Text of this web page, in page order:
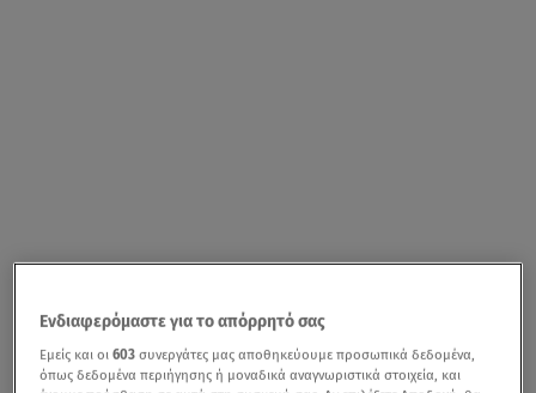
Ενδιαφερόμαστε για το απόρρητό σας
Εμείς και οι603 συνεργάτες μας αποθηκεύουμε προσωπικά δεδομένα,
όπως δεδομένα περιήγησης ή μοναδικά αναγνωριστικά στοιχεία, και